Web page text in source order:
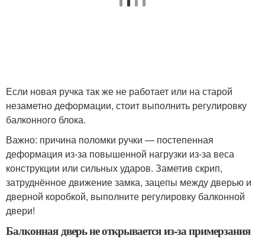
Если новая ручка так же не работает или на старой
незаметно деформации, стоит выполнить регулировку
балконного блока.
Важно: причина поломки ручки — постепенная
деформация из-за повышенной нагрузки из-за веса
конструкции или сильных ударов. Заметив скрип,
затруднённое движение замка, зацепы между дверью и
дверной коробкой, выполните регулировку балконной
двери!
Балконная дверь не открывается из-за примерзания